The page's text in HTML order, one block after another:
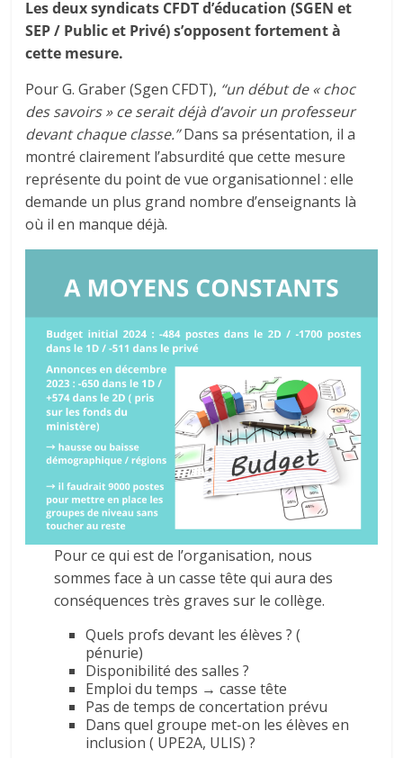
Les deux syndicats CFDT d’éducation (SGEN et
SEP / Public et Privé) s’opposent fortement à
cette mesure.
Pour G. Graber (Sgen CFDT), “un début de « choc
des savoirs » ce serait déjà d’avoir un professeur
devant chaque classe.”Dans sa présentation, il a
montré clairement l’absurdité que cette mesure
représente du point de vue organisationnel : elle
demande un plus grand nombre d’enseignants là
où il en manque déjà.
Pour ce qui est de l’organisation, nous
sommes face à un casse tête qui aura des
conséquences très graves sur le collège.
Quels profs devant les élèves ? (
pénurie)
Disponibilité des salles ?
Emploi du temps → casse tête
Pas de temps de concertation prévu
Dans quel groupe met-on les élèves en
inclusion ( UPE2A, ULIS) ?